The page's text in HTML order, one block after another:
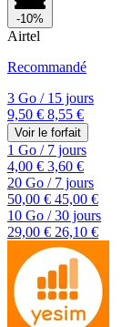
-10%
Airtel
Recommandé
3 Go /15 jours
9,50 € 8,55 €
Voir le forfait
1 Go /7 jours
4,00 € 3,60 €
20 Go /7 jours
50,00 € 45,00 €
10 Go /30 jours
29,00 € 26,10 €